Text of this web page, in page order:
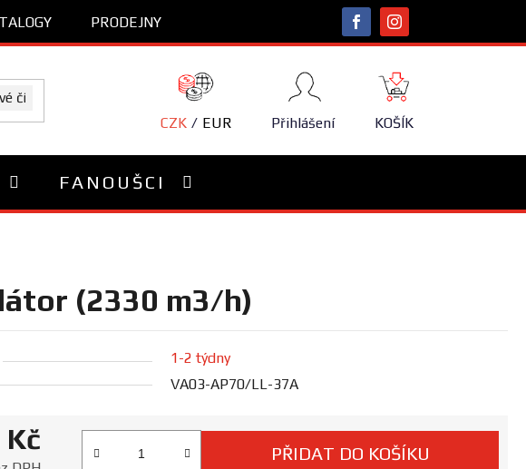
PRODEJNY
CZK EUR Přihlášení
NÁKUPNÍ
KOŠÍK
KOŠÍK
FANOUŠCI
(2330 m3/h)
1-2 týdny
VA03-AP70/LL-37A
PŘIDAT DO KOŠÍKU